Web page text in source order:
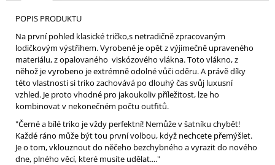
POPIS PRODUKTU
Na první pohled klasické tričko,s netradičně zpracovaným
lodičkovým výstřihem. Vyrobené je opět z výjimečně upraveného
materiálu, z opalovaného viskózového vlákna. Toto vlákno, z
něhož je vyrobeno je extrémně odolné vůči oděru. A právě díky
této vlastnosti si triko zachovává po dlouhý čas svůj luxusní
vzhled. Je proto vhodné pro jakoukoliv příležitost, lze ho
kombinovat v nekonečném počtu outfitů.
"Černé a bílé triko je vždy perfektní! Nemůže v šatníku chybět!
Každé ráno může být tou první volbou, když nechcete přemýšlet.
Je o tom, vklouznout do něčeho bezchybného a vyrazit do nového
dne, plného věcí, které musíte udělat...."